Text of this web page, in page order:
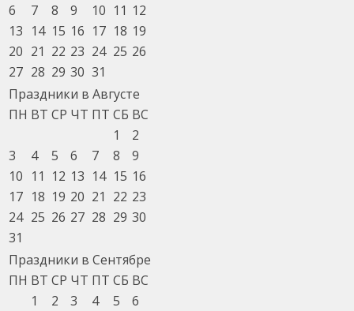
6
7 8 9 10 11 12
13 14 15 16 17 18 19
20 21 22 23 24 25 26
27 28 29 30 31
Праздники в Августе
ПН ВТ СР ЧТ ПТ СБ ВС
1
2
3
4 5 6 7 8
9
10 11 12 13 14 15 16
17 18 19 20 21 22 23
24 25 26 27 28 29 30
31
Праздники в Сентябре
ПН ВТ СР ЧТ ПТ СБ ВС
1
2 3 4 5
6